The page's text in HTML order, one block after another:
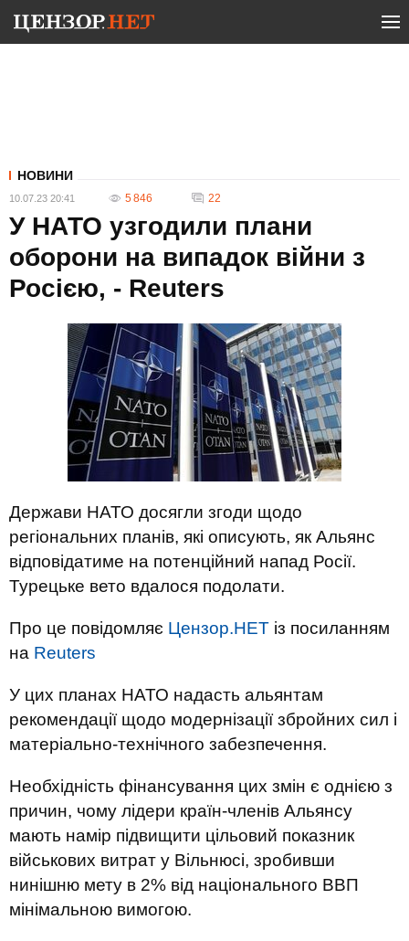
НОВИНИ
10.07.23 20:41 5 846 22
У НАТО узгодили плани
оборони на випадок війни з
Росією, - Reuters
Держави НАТО досягли згоди щодо
регіональних планів, які описують, як Альянс
відповідатиме на потенційний напад Росії.
Турецьке вето вдалося подолати.
Про це повідомляє Цензор.НЕТ із посиланням
на Reuters
У цих планах НАТО надасть альянтам
рекомендації щодо модернізації збройних сил і
матеріально-технічного забезпечення.
Необхідність фінансування цих змін є однією з
причин, чому лідери країн-членів Альянсу
мають намір підвищити цільовий показник
військових витрат у Вільнюсі, зробивши
нинішню мету в 2% від національного ВВП
мінімальною вимогою.